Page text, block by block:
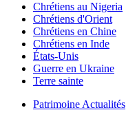
Chrétiens au Nigeria
Chrétiens d'Orient
Chrétiens en Chine
Chrétiens en Inde
États-Unis
Guerre en Ukraine
Terre sainte
Patrimoine Actualités